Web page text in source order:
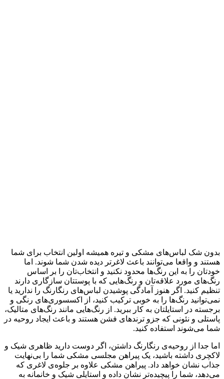
بدون شک لباس‌‌های مشکی و تیره همیشه اولین انتخاب برای شما
هستند و واقعا می‌توانند باعث لاغرتر دیده شدن شما شوند. اما
خودتان را به این رنگ‌ها محدود نکنید و انتخاب‌تان را بر اساس
رنگ‌های مورد علاقه‌تان و رنگ‌هایی که با پوستتان سازگاری دارند
تنظیم کنید. اگر هنوز آمادگی پوشیدن لباس‌های رنگارنگ را ندارید یا
نمی‌توانید رنگ‌ها را به خوبی ترکیب کنید، از اکسسوری‌های رنگی و
برجسته در استایلتان به کار ببرید. از رنگ‌هایی مانند رنگ‌های متالیک،
پاستلی و نئونی که جزو ترندهای فشن هستند و باعث ایجاد روحیه در
شما می‌شوند استفاده کنید.
اما جدا از روحیه‌ی رنگارنگ داشتن، اگر دوست دارید ظاهری شیک و
لاکچری داشته باشید، یک پیراهن مجلسی مشکی شما را بی‌نهایت
جذاب نشان خواهد داد. پیراهن مشکی علاوه بر جلوه‌ی لاغری که
می‌دهد، شما را پیچیده‌تر نشان داده و استایلی شیک و خانمانه به